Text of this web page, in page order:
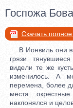
Госпожа
Скачать
В Ионвиль они
грязи
видели те же
изменилось. А
перемена, более
места
наклонялся и